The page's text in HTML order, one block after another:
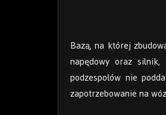
Bazą, na której
napędowy oraz silnik,
podzespołów nie
zapotrzebowanie na